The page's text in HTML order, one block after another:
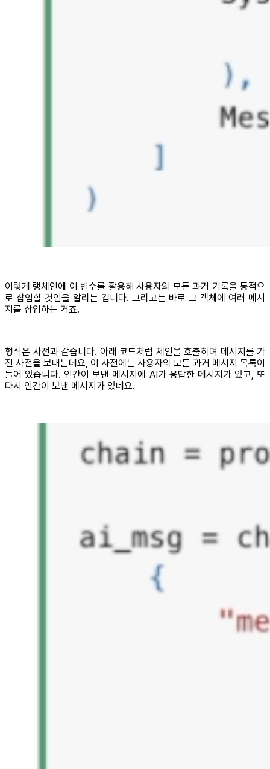
이렇게 랭체인에 이 변수를 활용해 사용자의 모든 과거 기록을 동적으
로 삽입할 것임을 알리는 겁니다. 그리고는 바로 그 객체에 여러 메시
지를 삽입하는 거죠.
형식은 사전과 같습니다. 아래 코드처럼 체인을 호출하며 메시지를 가
진 사전을 보내는데요, 이 사전에는 사용자의 모든 과거 메시지 목록이
들어 있습니다. 인간이 보낸 메시지에 AI가 응답한 메시지가 있고, 또
다시 인간이 보낸 메시지가 있네요.